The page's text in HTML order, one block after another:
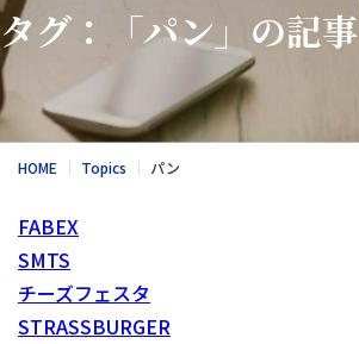
タグ：「パン」の記事
HOME Topics パン
FABEX
SMTS
チーズフェスタ
STRASSBURGER